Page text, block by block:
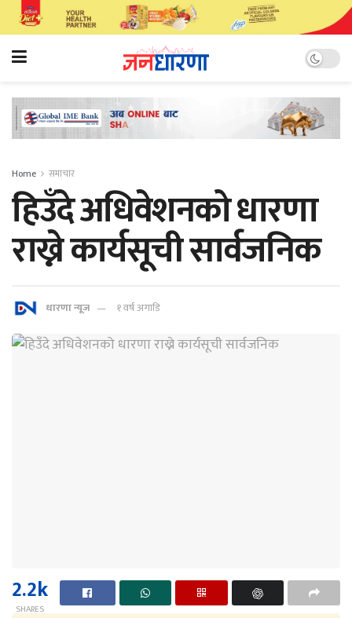
Home समाचार
हिउँदे अधिवेशनको धारणा
राख्ने कार्यसूची सार्वजनिक
धारणा न्यूज १ वर्ष अगाडि
2.2k
SHARES